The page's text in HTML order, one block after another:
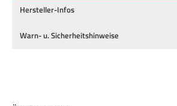
Hersteller-Infos
Warn- u. Sicherheitshinweise